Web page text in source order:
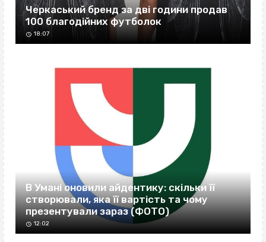
Черкаський бренд за дві години продав
100 благодійних футболок
18:07
В Умані оновили айдентику: скільки її
створювали, яка її вартість та чому
презентували зараз (ФОТО)
12:02